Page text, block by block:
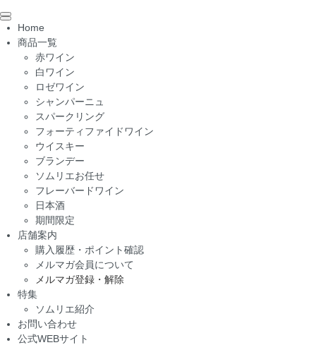
Home
商品一覧
赤ワイン
白ワイン
ロゼワイン
シャンパーニュ
スパークリング
フォーティファイドワイン
ウイスキー
ブランデー
ソムリエお任せ
フレーバードワイン
日本酒
期間限定
店舗案内
購入履歴・ポイント確認
メルマガ会員について
メルマガ登録・解除
特集
ソムリエ紹介
お問い合わせ
公式WEBサイト